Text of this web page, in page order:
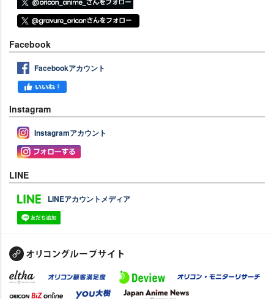
Facebook
Facebookアカウント
Instagram
Instagramアカウント
LINE
LINEアカウントメディア